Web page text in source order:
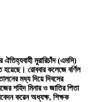
ঐতিহ্যবাহী মুরারিচাঁদ (এমসি)
রোববার কলেজে বর্ণিল
মধ্য দিয়ে দিবসের
শহিদ মিনার ও জাতির পিতা
করেন অধ্যক্ষ, শিক্ষক